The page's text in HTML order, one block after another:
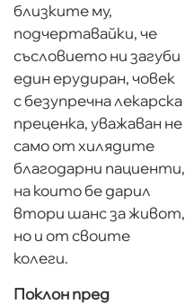
близките му,
подчертавайки, че
съсловието ни загуби
един ерудиран, човек
с безупречна лекарска
преценка, уважаван не
само от хилядите
благодарни пациенти,
на които бе дарил
втори шанс за живот,
но и от своите
колеги.
Поклон пред